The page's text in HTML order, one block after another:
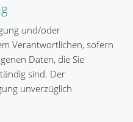
und/oder
Verantwortlichen, sofern
Daten, die Sie
sind. Der
unverzüglich